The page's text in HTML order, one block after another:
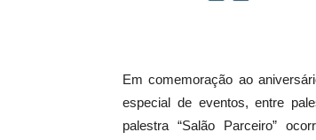
Em comemoração ao
especial de eventos, entre
palestra “Salão Parceiro”